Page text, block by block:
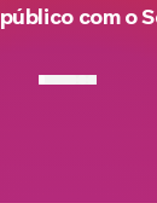
com o